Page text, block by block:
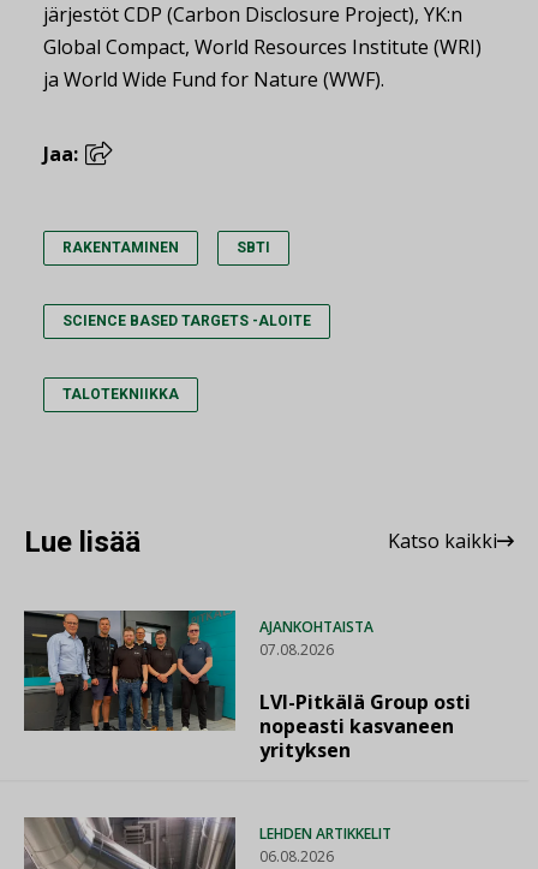
järjestöt CDP (Carbon Disclosure Project), YK:n
Global Compact, World Resources Institute (WRI)
ja World Wide Fund for Nature (WWF).
Jaa:
RAKENTAMINEN SBTI
SCIENCE BASED TARGETS -ALOITE
TALOTEKNIIKKA
Lue lisää Katso kaikki
AJANKOHTAISTA
07.08.2026
LVI-Pitkälä Group osti
nopeasti kasvaneen
yrityksen
LEHDEN ARTIKKELIT
06.08.2026